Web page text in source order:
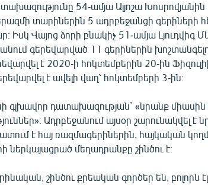
54-ամյա Ալյոշա
տարիներին 5 ադրբեջանցի գերիների
Իսկ Վայոց ձորի բնակիչ 51-ամյա Լյուդվիգ
գերեվարված 11 գերիներին
է 2020-ի հոկտեմբերին 20-ին
է ավելի վաղ՝ հոկտեմբերի 3-ին։
գլխավոր դատախազության` «նրանք
Ադրբեջանում այսօր շարունակվել է
է հայ ռազմագերիներին, հայկական
ներկայացրած մեղադրանքը շինծու է։
շինծու քրեական գործեր են, բոլորն